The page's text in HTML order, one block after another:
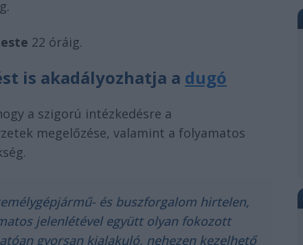
22 óráig.
is akadályozhatja a dugó
a szigorú intézkedésre a
megelőzése, valamint a folyamatos
és buszforgalom hirtelen,
jelenlétével együtt olyan fokozott
gyorsan kialakuló, nehezen kezelhető